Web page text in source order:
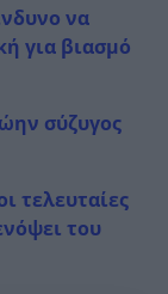
να
για βιασμό
σύζυγος
τελευταίες
του